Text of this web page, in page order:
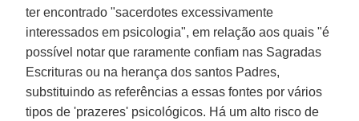
ter encontrado "sacerdotes excessivamente
interessados em psicologia", em relação aos quais "é
possível notar que raramente confiam nas Sagradas
Escrituras ou na herança dos santos Padres,
substituindo as referências a essas fontes por vários
tipos de 'prazeres' psicológicos. Há um alto risco de